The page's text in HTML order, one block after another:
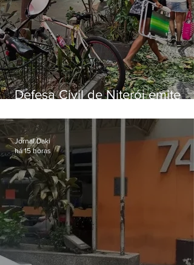
Defesa Civil de Niterói emite
sexta-feira (07)
Jornal Daki
há 15 horas